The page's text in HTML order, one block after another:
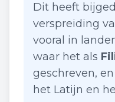
Dit heeft
verspreiding
vooral in
waar het als
geschreven,
het Latijn en